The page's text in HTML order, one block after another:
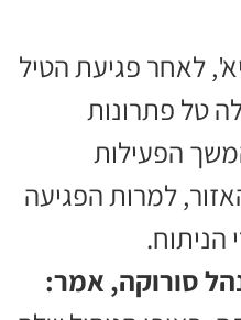
לאחר פגיעת הטיל
טל פתרונות
הפעילות
למרות הפגיעה
סורוקה, אמר: